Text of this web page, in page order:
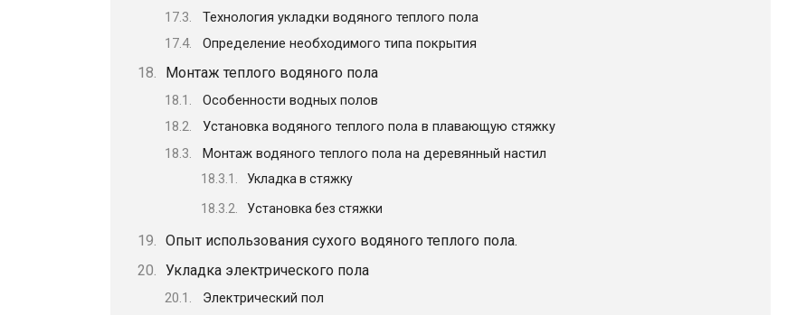
Технология укладки водяного теплого пола
Определение необходимого типа покрытия
Монтаж теплого водяного пола
Особенности водных полов
Установка водяного теплого пола в плавающую стяжку
Монтаж водяного теплого пола на деревянный настил
Укладка в стяжку
Установка без стяжки
Опыт использования сухого водяного теплого пола.
Укладка электрического пола
Электрический пол